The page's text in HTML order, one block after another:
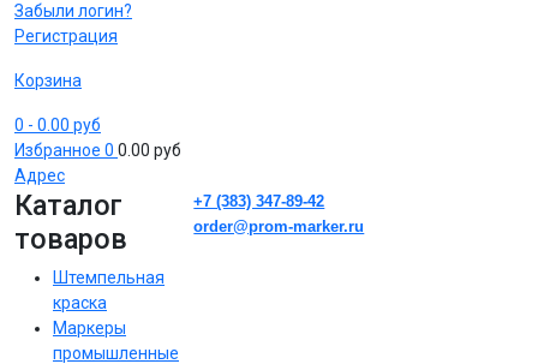
Забыли логин?
Регистрация
Корзина
0 - 0.00 руб
Избранное 0 0.00 руб
Адрес
Каталог
товаров
Штемпельная
краска
Маркеры
промышленные
+7 (383) 347-89-42
order@prom-marker.ru